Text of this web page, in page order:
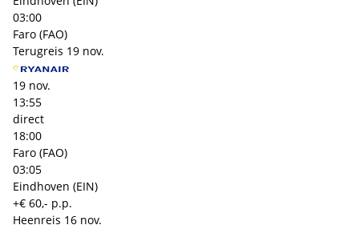
03:00
Faro (FAO)
Terugreis 19 nov.
19 nov.
13:55
direct
18:00
Faro (FAO)
03:05
Eindhoven (EIN)
+€ 60,- p.p.
Heenreis 16 nov.